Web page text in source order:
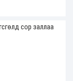
сор заллаа